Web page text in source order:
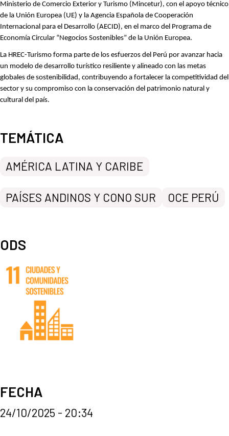
Ministerio de Comercio Exterior y Turismo (Mincetur), con el apoyo técnico
de la Unión Europea (UE) y la Agencia Española de Cooperación
Internacional para el Desarrollo (AECID), en el marco del Programa de
Economía Circular “Negocios Sostenibles” de la Unión Europea.
La HREC-Turismo forma parte de los esfuerzos del Perú por avanzar hacia
un modelo de desarrollo turístico resiliente y alineado con las metas
globales de sostenibilidad, contribuyendo a fortalecer la competitividad del
sector y su compromiso con la conservación del patrimonio natural y
cultural del país.
TEMÁTICA
AMÉRICA LATINA Y CARIBE
PAÍSES ANDINOS Y CONO SUR OCE PERÚ
ODS
FECHA
24/10/2025 - 20:34